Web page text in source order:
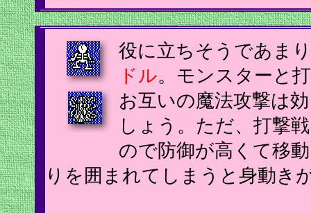
役に立ちそうであま
ドル。モンスターと
お互いの魔法攻撃は
しょう。ただ、打撃
ので防御が高くて移
りを囲まれてしまうと身動き